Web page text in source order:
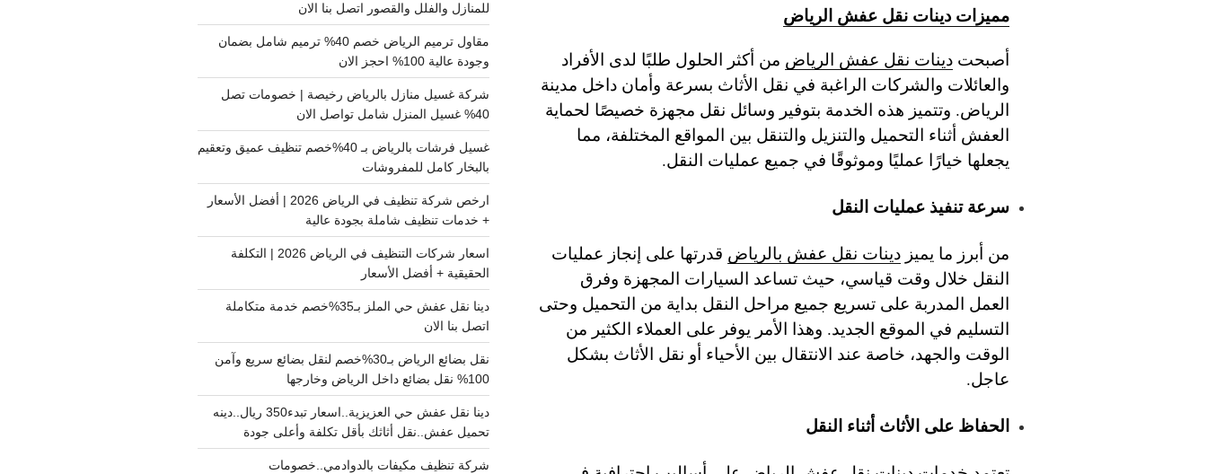
مميزات دينات نقل عفش الرياض
أصبحت دينات نقل عفش الرياض من أكثر الحلول طلبًا لدى الأفراد
والعائلات والشركات الراغبة في نقل الأثاث بسرعة وأمان داخل مدينة
الرياض. وتتميز هذه الخدمة بتوفير وسائل نقل مجهزة خصيصًا لحماية
العفش أثناء التحميل والتنزيل والتنقل بين المواقع المختلفة، مما
يجعلها خيارًا عمليًا وموثوقًا في جميع عمليات النقل.
سرعة تنفيذ عمليات النقل
من أبرز ما يميز دينات نقل عفش بالرياض قدرتها على إنجاز عمليات
النقل خلال وقت قياسي، حيث تساعد السيارات المجهزة وفرق
العمل المدربة على تسريع جميع مراحل النقل بداية من التحميل وحتى
التسليم في الموقع الجديد. وهذا الأمر يوفر على العملاء الكثير من
الوقت والجهد، خاصة عند الانتقال بين الأحياء أو نقل الأثاث بشكل
عاجل.
الحفاظ على الأثاث أثناء النقل
للمنازل والفلل والقصور اتصل بنا الان
مقاول ترميم الرياض خصم 40% ترميم شامل بضمان
وجودة عالية 100% احجز الان
شركة غسيل منازل بالرياض رخيصة | خصومات تصل
40% غسيل المنزل شامل تواصل الان
غسيل فرشات بالرياض بـ 40%خصم تنظيف عميق وتعقيم
بالبخار كامل للمفروشات
ارخص شركة تنظيف في الرياض 2026 | أفضل الأسعار
+ خدمات تنظيف شاملة بجودة عالية
اسعار شركات التنظيف في الرياض 2026 | التكلفة
الحقيقية + أفضل الأسعار
دينا نقل عفش حي الملز بـ35%خصم خدمة متكاملة
اتصل بنا الان
نقل بضائع الرياض بـ30%خصم لنقل بضائع سريع وآمن
100% نقل بضائع داخل الرياض وخارجها
دينا نقل عفش حي العزيزية..اسعار تبدء350 ريال..دينه
تحميل عفش..نقل أثاثك بأقل تكلفة وأعلى جودة
شركة تنظيف مكيفات بالدوادمي..خصومات